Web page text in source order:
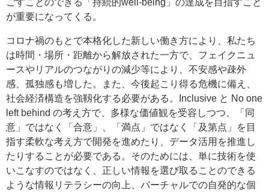
ごすことのできる「持続的well-being」の達成を目指すこと
が重要になってくる。
コロナ禍のもとで本格化した新しい働き方により、私たち
は時間・場所・距離から解放された一方で、フェイクニュ
ースやリアルのつながりの減少等により、不安感や疎外
感、孤独感も増した。また、今後起こり得る危機に備え、
社会経済構造を強靱化する必要がある。Inclusive と No one
left behind の考え方で、多様な価値観を受容しつつ、「同
意」ではなく「合意」、「満点」ではなく「及第点」を目
指す柔軟な考え方で開発を進めたり、データ活用を推進し
たりすることが必要である。そのためには、単に技術を使
いこなすのではなく、正しい情報を選び取ることのできる
ような情報リテラシーの向上、バーチャルでの自発的な個